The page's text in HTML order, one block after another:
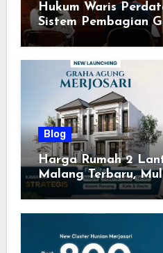
Hukum Waris
Sistem Pembagian
Waris
Blog
Harga Rumah 2
Malang Terbaru,
Tahun 2026